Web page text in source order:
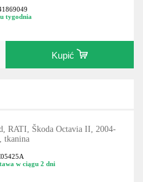
tygodnia
Kupić
RATI, Škoda Octavia II, 2004-
tkanina
w ciągu 2 dni